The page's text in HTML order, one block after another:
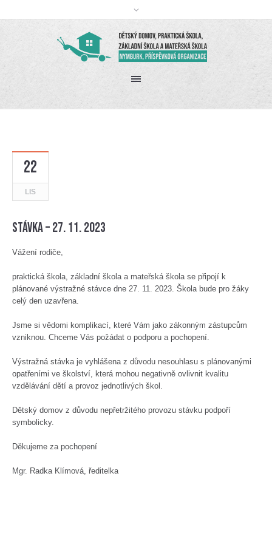
22
LIS
Stávka – 27. 11. 2023
Vážení rodiče,
praktická škola, základní škola a mateřská škola se připojí k
plánované výstražné stávce dne 27. 11. 2023. Škola bude pro žáky
celý den uzavřena.
Jsme si vědomi komplikací, které Vám jako zákonným zástupcům
vzniknou. Chceme Vás požádat o podporu a pochopení.
Výstražná stávka je vyhlášena z důvodu nesouhlasu s plánovanými
opatřeními ve školství, která mohou negativně ovlivnit kvalitu
vzdělávání dětí a provoz jednotlivých škol.
Dětský domov z důvodu nepřetržitého provozu stávku podpoří
symbolicky.
Děkujeme za pochopení
Mgr. Radka Klímová, ředitelka